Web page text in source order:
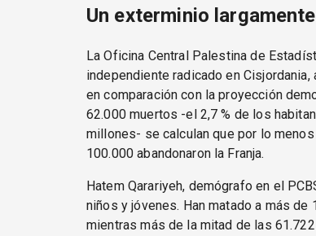
Un exterminio
La Oficina Central Palestina de
independiente radicado en
en comparación con la proyección
62.000 muertos -el 2,7 % de los
millones- se calculan que por lo
100.000 abandonaron la Franja.
Hatem Qarariyeh, demógrafo en el
niños y jóvenes. Han matado a más
mientras más de la mitad de las